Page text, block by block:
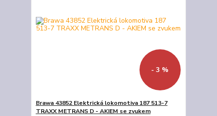
- 3 %
Brawa 43852 Elektrická lokomotiva 187 513-7
TRAXX METRANS D - AKIEM se zvukem